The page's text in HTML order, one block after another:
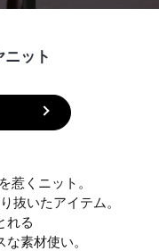
ニット
惹くニット。
抜いたアイテム。
れる
素材使い。